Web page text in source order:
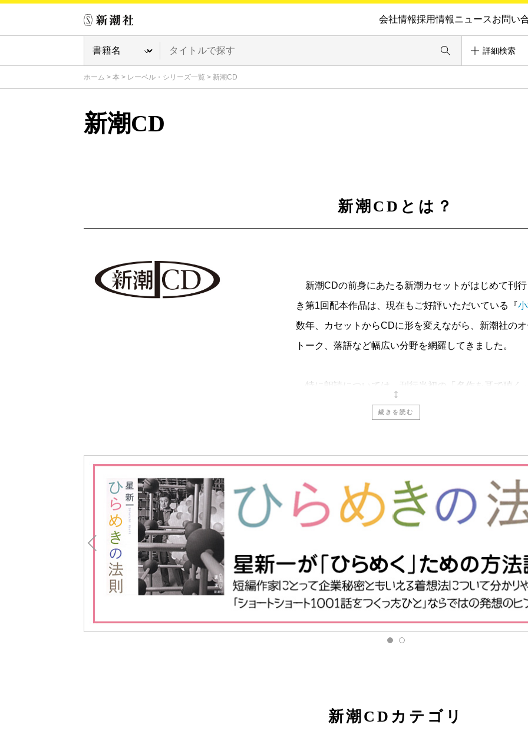
会社情報採用情報ニュースお問い
詳細検索
ホーム > 本 > レーベル・シリーズ一覧 > 新潮CD
新潮CD
新潮CDとは？
新潮CDの前身にあたる新潮カセットがはじめて刊
き第1回配本作品は、現在もご好評いただいている『
数年、カセットからCDに形を変えながら、新潮社の
トーク、落語など幅広い分野を網羅してきました。
特に朗読については、刊行当初の「名作を耳で聴く
宮沢賢治など近代文豪の作品はもちろん
続きを読む
新潮CDカテゴリ